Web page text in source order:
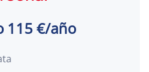
115 €/año